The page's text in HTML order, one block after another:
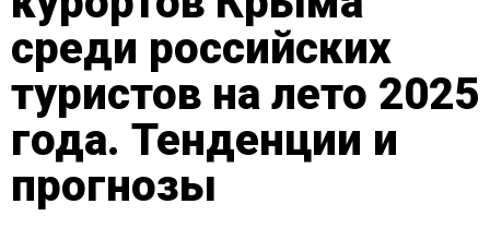
среди российских
туристов на лето 2025
года. Тенденции и
прогнозы